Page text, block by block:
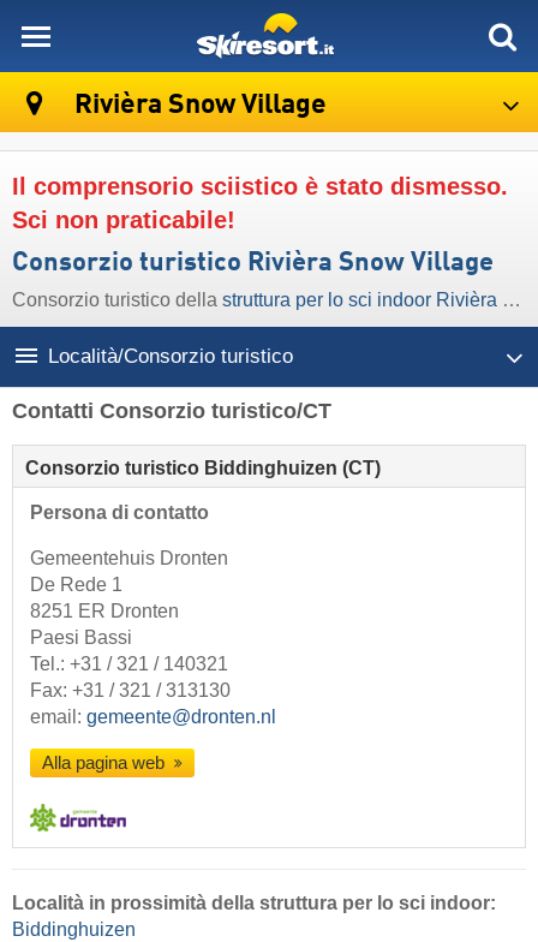
Rivièra Snow Village
Il comprensorio sciistico è stato dismesso.
Sci non praticabile!
Consorzio turistico Rivièra Snow Village
Consorzio turistico della struttura per lo sci indoor Rivièra Snow Village
Località/Consorzio turistico
Contatti Consorzio turistico/CT
Consorzio turistico Biddinghuizen (CT)
Persona di contatto
Gemeentehuis Dronten
De Rede 1
8251 ER Dronten
Paesi Bassi
Tel.: +31 / 321 / 140321
Fax: +31 / 321 / 313130
email: gemeente@dronten.nl
Alla pagina web
Località in prossimità della struttura per lo sci indoor:
Biddinghuizen